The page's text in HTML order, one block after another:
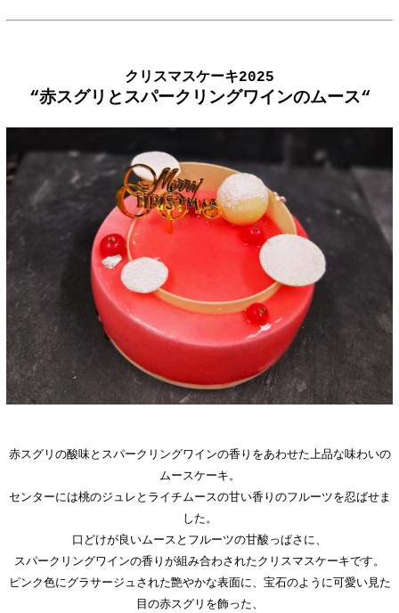
クリスマスケーキ2025
“赤スグリとスパークリングワインのムース“
赤スグリの酸味とスパークリングワインの香りをあわせた上品な味わいの
ムースケーキ。
センターには桃のジュレとライチムースの甘い香りのフルーツを忍ばせま
した。
口どけが良いムースとフルーツの甘酸っぱさに、
スパークリングワインの香りが組み合わされたクリスマスケーキです。
ピンク色にグラサージュされた艶やかな表面に、宝石のように可愛い見た
目の赤スグリを飾った、